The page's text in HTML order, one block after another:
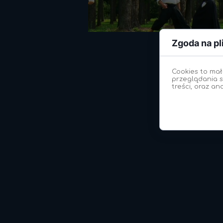
Zgoda na
Cookies to
przeglądania
treści, oraz